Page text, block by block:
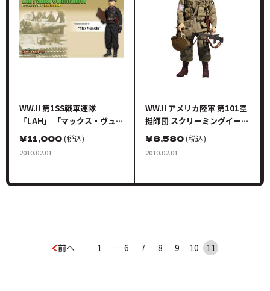
WW.II 第1SS戦車連隊
「LAH」 「マックス・ヴュン
シェ」 SS少佐 ハリコフ 1943
￥11,000(税込)
2010.02.01
WW.II アメリカ陸軍 第101空
挺師団 スクリーミングイーグ
ル BAR射撃手「ジョージ・ゴ
ールドマン」
￥8,580(税込)
2010.02.01
前へ 1 … 6 7 8 9 10 11